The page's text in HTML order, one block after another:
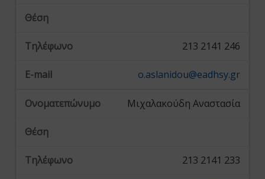
213 2141 246
o.aslanidou@eadhsy.gr
Μιχαλακούδη Αναστασία
213 2141 233